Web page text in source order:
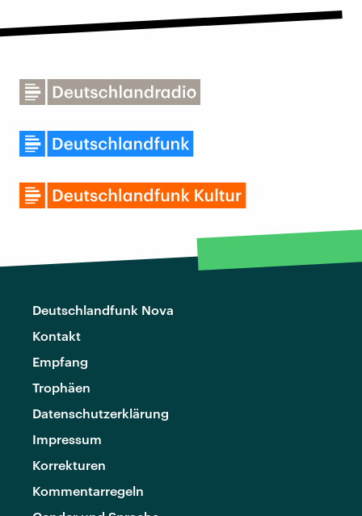
Deutschlandfunk Nova
Kontakt
Empfang
Trophäen
Datenschutzerklärung
Impressum
Korrekturen
Kommentarregeln